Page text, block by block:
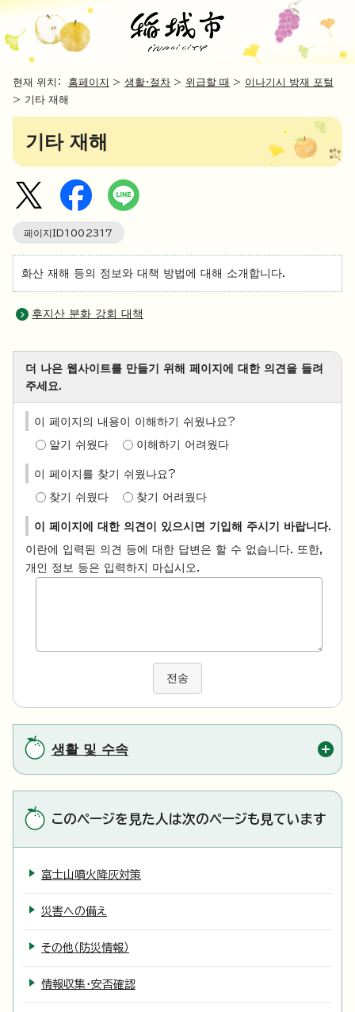
현재 위치： 홈페이지 > 생활・절차 > 위급할 때 > 이나기시 방재 포털
> 기타 재해
기타 재해
페이지ID1002317
화산 재해 등의 정보와 대책 방법에 대해 소개합니다.
후지산 분화 강회 대책
더 나은 웹사이트를 만들기 위해 페이지에 대한 의견을 들려
주세요.
이 페이지의 내용이 이해하기 쉬웠나요?
알기 쉬웠다 이해하기 어려웠다
이 페이지를 찾기 쉬웠나요?
찾기 쉬웠다 찾기 어려웠다
이 페이지에 대한 의견이 있으시면 기입해 주시기 바랍니다.
이란에 입력된 의견 등에 대한 답변은 할 수 없습니다. 또한,
개인 정보 등은 입력하지 마십시오.
전송
생활 및 수속
このページを見た人は次のページも見ています
富士山噴火降灰対策
災害への備え
その他（防災情報）
情報収集・安否確認